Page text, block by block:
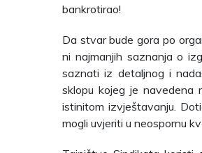
bankrotirao!
Da stvar bude gora po
ni najmanjih saznanja o
saznati iz detaljnog i
sklopu kojeg je navedena
istinitom izvještavanju.
mogli uvjeriti u neospornu